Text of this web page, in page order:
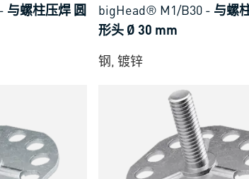
- 与螺柱压焊 圆
bigHead® M1/B30- 与螺
形头 Ø 30 mm
钢, 镀锌